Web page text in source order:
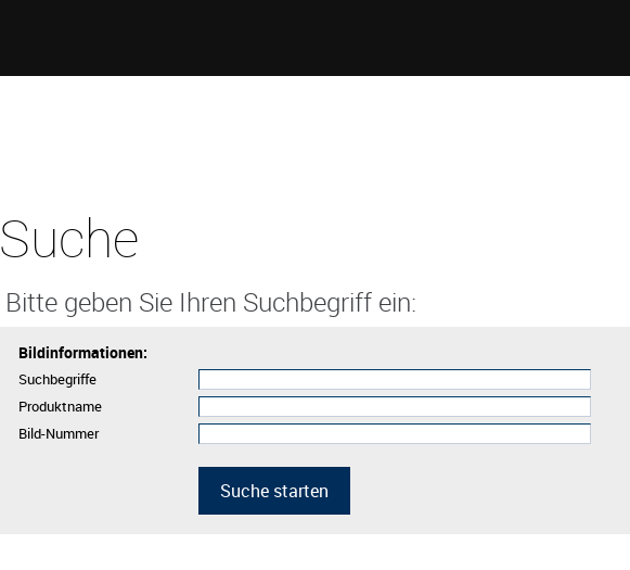
Suche
Bitte geben Sie Ihren Suchbegriff ein:
Bildinformationen:
Suchbegriffe
Produktname
Bild-Nummer